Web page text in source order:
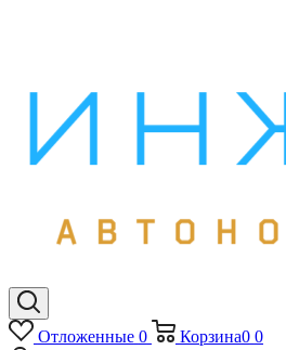
Отложенные 0 Корзина0 0